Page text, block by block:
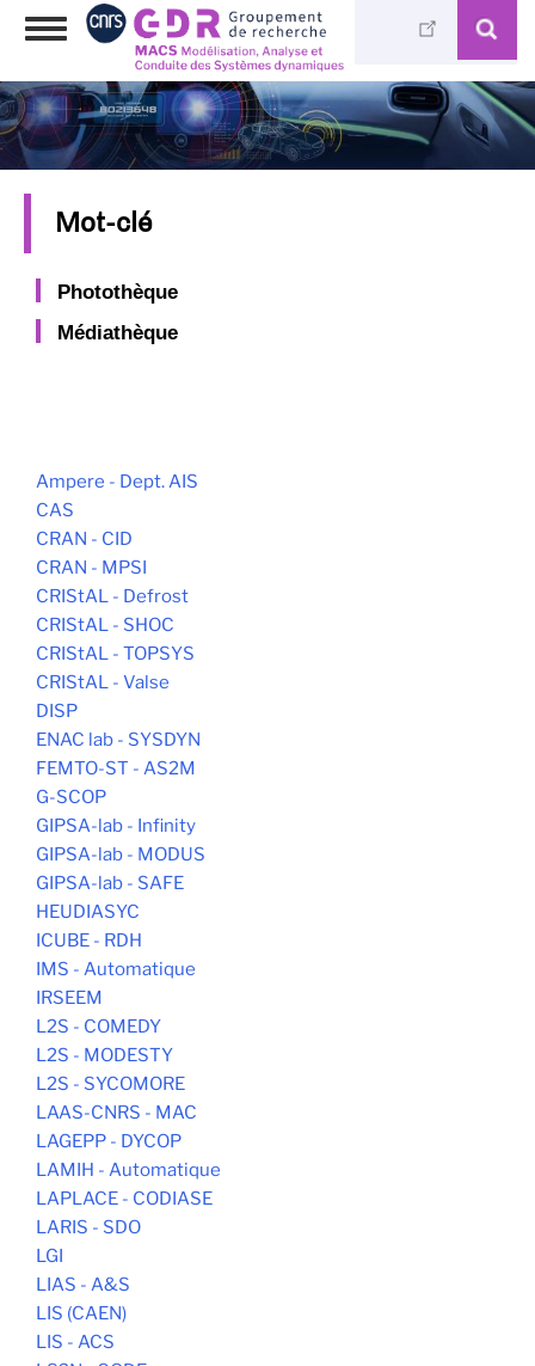
Aller
principal
Toggle
Mot-clé
Photothèque
Médiathèque
Ampere - Dept. AIS
CAS
CRAN - CID
CRAN - MPSI
CRIStAL - Defrost
CRIStAL - SHOC
CRIStAL - TOPSYS
CRIStAL - Valse
DISP
ENAC lab - SYSDYN
FEMTO-ST - AS2M
G-SCOP
GIPSA-lab - Infinity
GIPSA-lab - MODUS
GIPSA-lab - SAFE
HEUDIASYC
ICUBE - RDH
IMS - Automatique
IRSEEM
L2S - COMEDY
L2S - MODESTY
L2S - SYCOMORE
LAAS-CNRS - MAC
LAGEPP - DYCOP
LAMIH - Automatique
LAPLACE - CODIASE
LARIS - SDO
LGI
LIAS - A&S
LIS (CAEN)
LIS - ACS